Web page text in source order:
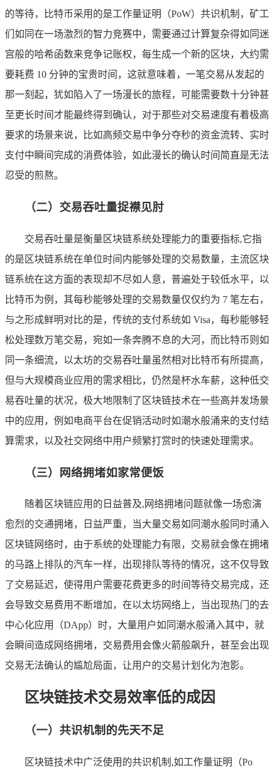
的等待，比特币采用的是工作量证明（PoW）共识机制，矿工
们如同在一场激烈的智力竞赛中，需要通过计算复杂得如同迷
宫般的哈希函数来竞争记账权，每生成一个新的区块，大约需
要耗费 10 分钟的宝贵时间，这就意味着，一笔交易从发起的
那一刻起，犹如陷入了一场漫长的旅程，可能需要数十分钟甚
至更长时间才能最终得到确认，对于那些对交易速度有着极高
要求的场景来说，比如高频交易中争分夺秒的资金流转、实时
支付中瞬间完成的消费体验，如此漫长的确认时间简直是无法
忍受的煎熬。
（二）交易吞吐量捉襟见肘
交易吞吐量是衡量区块链系统处理能力的重要指标,它指
的是区块链系统在单位时间内能够处理的交易数量，主流区块
链系统在这方面的表现却不尽如人意，普遍处于较低水平，以
比特币为例，其每秒能够处理的交易数量仅仅约为 7 笔左右，
与之形成鲜明对比的是，传统的支付系统如 Visa，每秒能够轻
松处理数万笔交易，宛如一条奔腾不息的大河，而比特币则如
同一条细流，以太坊的交易吞吐量虽然相对比特币有所提高，
但与大规模商业应用的需求相比，仍然是杯水车薪，这种低交
易吞吐量的状况，极大地限制了区块链技术在一些高并发场景
中的应用，例如电商平台在促销活动时如潮水般涌来的支付结
算需求，以及社交网络中用户频繁打赏时的快速处理需求。
（三）网络拥堵如家常便饭
随着区块链应用的日益普及,网络拥堵问题就像一场愈演
愈烈的交通拥堵，日益严重，当大量交易如同潮水般同时涌入
区块链网络时，由于系统的处理能力有限，交易就会像在拥堵
的马路上排队的汽车一样，出现排队等待的情况，这不仅导致
了交易延迟，使得用户需要花费更多的时间等待交易完成，还
会导致交易费用不断增加，在以太坊网络上，当出现热门的去
中心化应用（DApp）时，大量用户如同潮水般涌入其中，就
会瞬间造成网络拥堵，交易费用会像火箭般飙升，甚至会出现
交易无法确认的尴尬局面，让用户的交易计划化为泡影。
区块链技术交易效率低的成因
（一）共识机制的先天不足
区块链技术中广泛使用的共识机制,如工作量证明（Po